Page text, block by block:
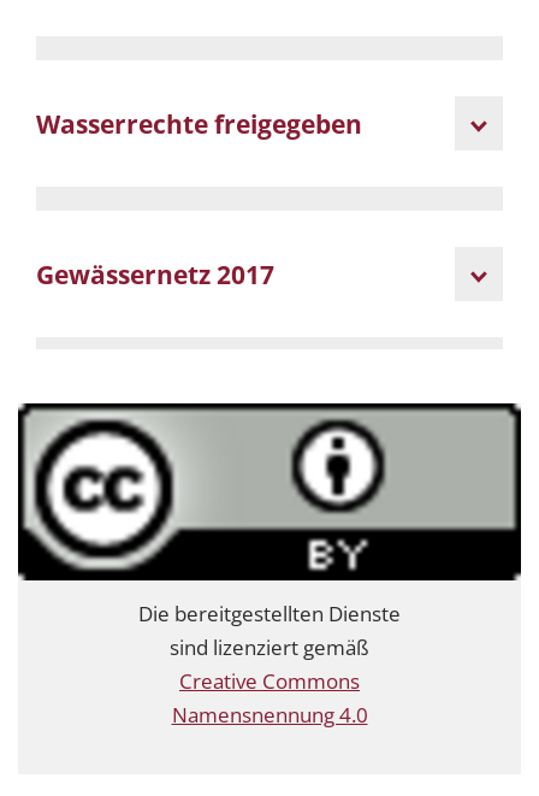
Wasserrechte freigegeben
Gewässernetz 2017
Die bereitgestellten Dienste
sind lizenziert gemäß
Creative Commons
Namensnennung 4.0